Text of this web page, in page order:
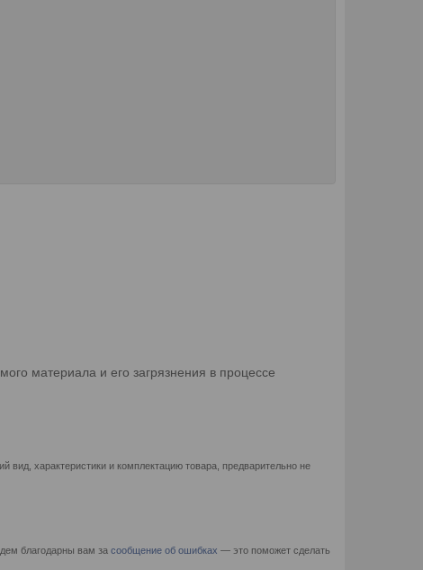
материала и его загрязнения в процессе
характеристики и комплектацию товара, предварительно не
благодарны вам за сообщение об ошибках — это поможет сделать